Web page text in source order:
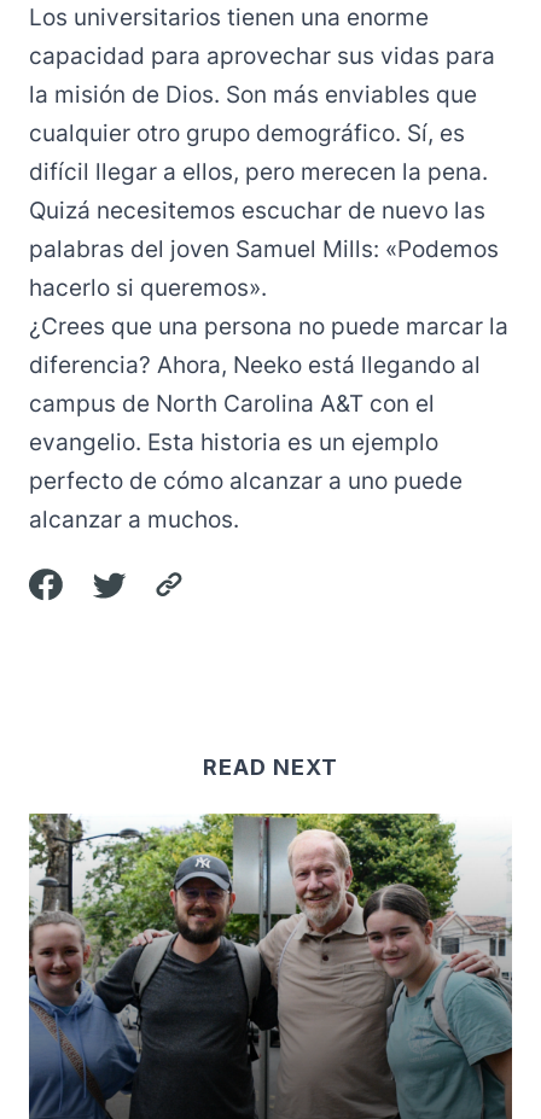
Los universitarios tienen una enorme
capacidad para aprovechar sus vidas para
la misión de Dios. Son más enviables que
cualquier otro grupo demográfico. Sí, es
difícil llegar a ellos, pero merecen la pena.
Quizá necesitemos escuchar de nuevo las
palabras del joven Samuel Mills: «Podemos
hacerlo si queremos».
¿Crees que una persona no puede marcar la
diferencia? Ahora, Neeko está llegando al
campus de North Carolina A&T con el
evangelio. Esta historia es un ejemplo
perfecto de cómo alcanzar a uno puede
alcanzar a muchos.
READ NEXT